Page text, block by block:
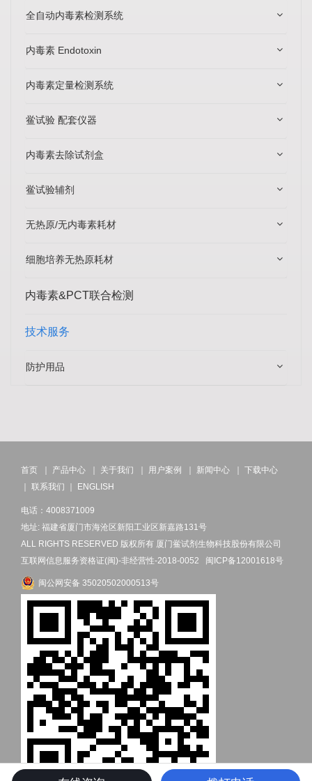
全自动内毒素检测系统
内毒素 Endotoxin
内毒素定量检测系统
鲎试验 配套仪器
内毒素去除试剂盒
鲎试验辅剂
无热原/无内毒素耗材
细胞培养无热原耗材
内毒素&PCT联合检测
技术服务
防护用品
首页 ｜ 产品中心 ｜ 关于我们 ｜ 用户案例 ｜ 新闻中心 ｜ 下载中心
｜ 联系我们 ｜ ENGLISH
电话：4008371009
地址: 福建省厦门市海沧区新阳工业区新嘉路131号
ALL RIGHTS RESERVED 版权所有 厦门鲎试剂生物科技股份有限公司
互联网信息服务资格证(闽)-非经营性-2018-0052 闽ICP备12001618号
闽公网安备 35020502000513号